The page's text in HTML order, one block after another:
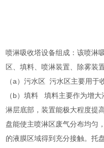
喷淋吸收塔设备组成：该喷淋
区、填料、喷淋装置、除雾装
（a）污水区 污水区主要用于
（b）填料 填料主要作为增
淋层底部，装置能极大程度提
盘能使主喷淋区废气分布均匀
的液膜区域得到充分接触。托